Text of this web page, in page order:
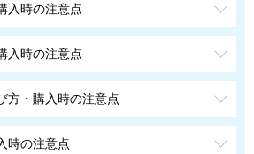
入時の注意点
入時の注意点
方・購入時の注意点
時の注意点